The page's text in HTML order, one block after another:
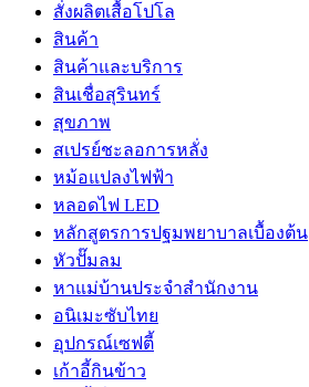
สั่งผลิตเสื้อโปโล
สินค้า
สินค้าและบริการ
สินเชื่อสุรินทร์
สุขภาพ
สเปรย์ชะลอการหลั่ง
หม้อแปลงไฟฟ้า
หลอดไฟ LED
หลักสูตรการปฐมพยาบาลเบื้องต้น
หัวปั๊มลม
หาแม่บ้านประจำสำนักงาน
อนิเมะซับไทย
อุปกรณ์เซฟตี้
เก้าอี้กินข้าว